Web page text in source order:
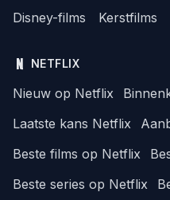
Disney-films
Kerstfilms
NETFLIX
Nieuw op Netflix
Laatste kans Netflix
Beste films op Netflix
Beste series op Netflix